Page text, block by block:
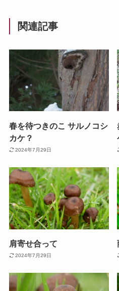
関連記事
春を待つきのこ サルノコシ
カケ？
2024年7月29日
肩寄せ合って
2024年7月29日